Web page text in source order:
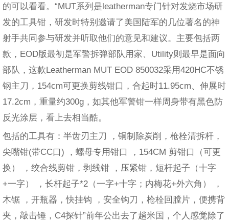
的可以看看。“MUT系列是leatherman专门针对发烧市场研
发的工具钳，研发时特别邀请了美国陆军的几位著名的神
射手共同参与研发并听取他们的意见和建议。主要包括两
款，EOD版最初是军警拆弹部队用家、Utility则最早是面向
部队，这款Leatherman MUT EOD 850032采用420HC不锈
钢主刀，154cm可更换剪线钳口，合起时11.95cm、伸展时
17.2cm，重量约300g，如其他军警钳一样周身带有黑色防
反光涂层，看上去相当酷。
包括的工具有：半齿刃主刀 ，铜制除炭削，枪栓清拆杆，
尖嘴钳(带CC口) ，螺母专用钳口 ，154CM 剪钳口（可更
换） ，绞合线剪钳，剥线钳 ，压紧钳，短杆起子（十字
+一字） ，长杆起子*2（一字+十字；内梅花+外六角） ，
木锯 ，开瓶器，快挂钩 ，安全钩刀，枪栓回膛片，便携背
夹，敲击锤，C4探针”前年公出去了趟米国，个人感觉除了